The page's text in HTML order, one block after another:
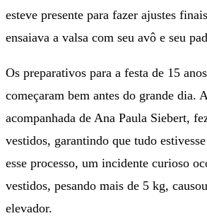
esteve presente para fazer ajustes
ensaiava a valsa com seu avô e seu
Os preparativos para a festa de 15
começaram bem antes do grande dia.
acompanhada de Ana Paula Siebert,
vestidos, garantindo que tudo
esse processo, um incidente curioso
vestidos, pesando mais de 5 kg,
elevador.